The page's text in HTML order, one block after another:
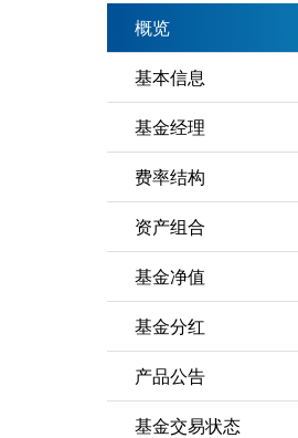
概览
基本信息
基金经理
费率结构
资产组合
基金净值
基金分红
产品公告
基金交易状态